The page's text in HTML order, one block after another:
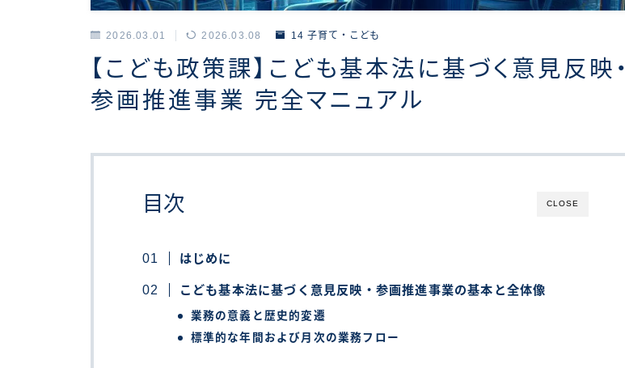
2026.03.01 2026.03.08 14 子育て・こども
【こども政策課】こども基本法に基づく意見反映・
参画推進事業 完全マニュアル
CLOSE
目次
はじめに
こども基本法に基づく意見反映・参画推進事業の基本と全体像
業務の意義と歴史的変遷
標準的な年間および月次の業務フロー